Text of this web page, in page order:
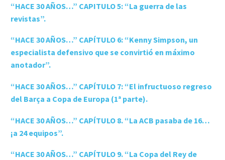
“HACE 30 AÑOS…” CAPITULO 5: “La guerra de las
revistas”.
“HACE 30 AÑOS…” CAPÍTULO 6: “Kenny Simpson, un
especialista defensivo que se convirtió en máximo
anotador”.
“HACE 30 AÑOS…” CAPÍTULO 7: “El infructuoso regreso
del Barça a Copa de Europa (1ª parte).
“HACE 30 AÑOS…” CAPÍTULO 8. “La ACB pasaba de 16…
¡a 24 equipos”.
“HACE 30 AÑOS…” CAPÍTULO 9. “La Copa del Rey de